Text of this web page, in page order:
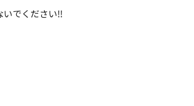
いでください‼️